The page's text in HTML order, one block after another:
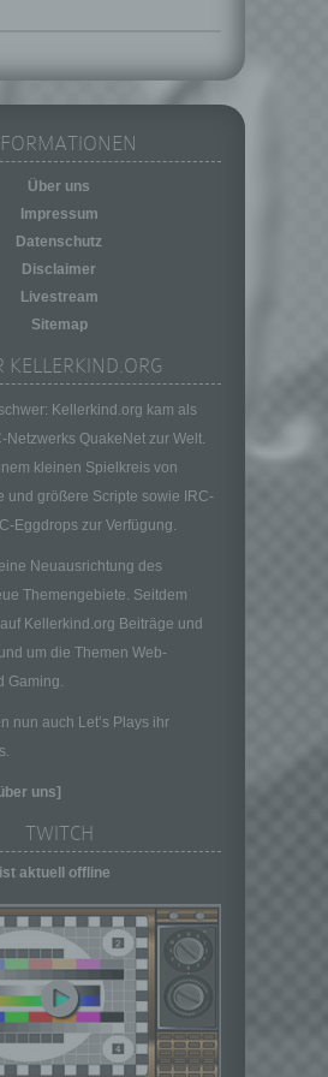
Über uns
Impressum
Datenschutz
Disclaimer
Livestream
Sitemap
KELLERKIND.ORG
Kellerkind.org kam als
Netzwerks QuakeNet zur Welt.
kleinen Spielkreis von
und größere Scripte sowie IRC-
Eggdrops zur Verfügung.
Neuausrichtung des
Themengebiete. Seitdem
Kellerkind.org Beiträge und
um die Themen Web-
Gaming.
nun auch Let’s Plays ihr
uns]
TWITCH
aktuell offline
Daten in einer Weise,
zusätzlicher
nicht mehr einer spezifischen
zugeordnet werden
diese zusätzlichen
gesondert aufbewahrt werden
und organisatorischen
Daten nicht
oder identifizierbaren
zugewiesen werden.
oder für die Verarbeitung
oder für die Verarbeitung
ist die natürliche oder
Behörde, Einrichtung
die allein oder
Verarbeitung von
Daten entscheidet.
durch das Unionsrecht oder
Mitgliedstaaten vorgegeben,
können die bestimmten
dem Recht der
vorgesehen werden.
Behörde, Einrichtung
die personenbezogene
eine natürliche oder juristische
Einrichtung oder andere
Daten
unabhängig davon, ob